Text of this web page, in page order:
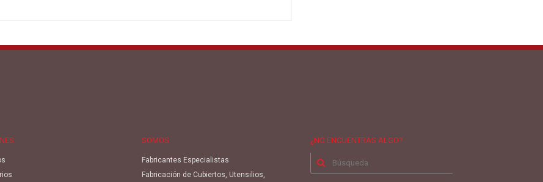
SOMOS
Fabricantes Especialistas
Fabricación de Cubiertos, Utensilios,
¿NO ENCUENTRAS ALGO?
Buscar